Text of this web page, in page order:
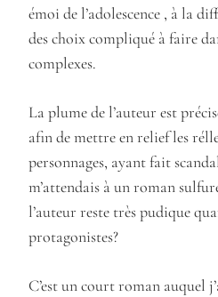
émoi de l’adolescence , à la
des choix compliqué à faire
complexes.
La plume de l’auteur est
afin de mettre en relief les
personnages, ayant fait
m’attendais à un roman
l’auteur reste très pudique
protagonistes?
C’est un court roman auquel